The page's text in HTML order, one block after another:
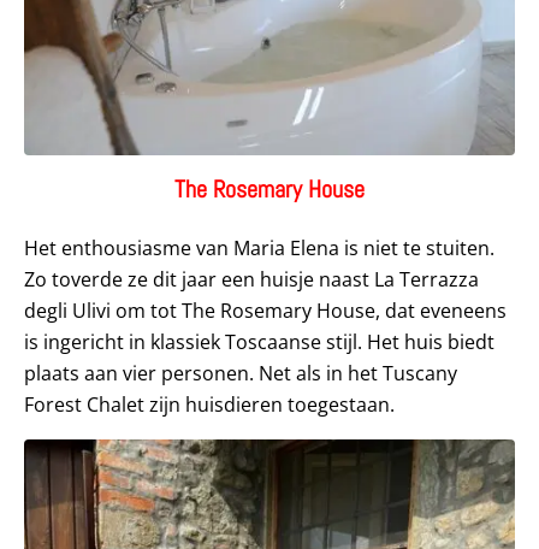
The Rosemary House
Het enthousiasme van Maria Elena is niet te stuiten.
Zo toverde ze dit jaar een huisje naast La Terrazza
degli Ulivi om tot The Rosemary House, dat eveneens
is ingericht in klassiek Toscaanse stijl. Het huis biedt
plaats aan vier personen. Net als in het Tuscany
Forest Chalet zijn huisdieren toegestaan.